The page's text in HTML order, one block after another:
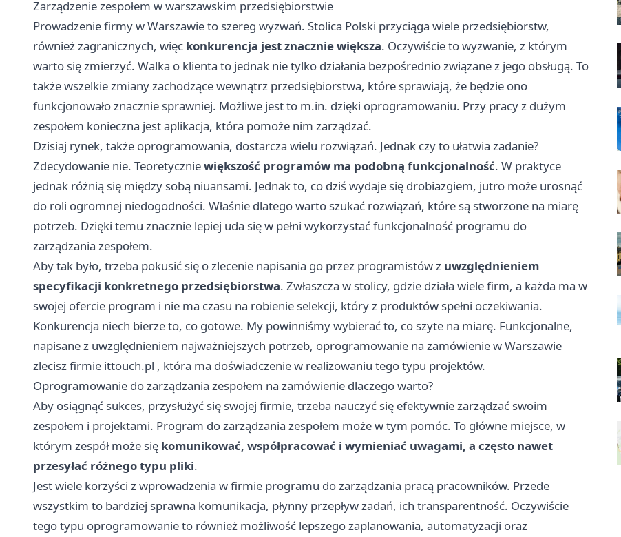
Zarządzenie zespołem w warszawskim przedsiębiorstwie
Prowadzenie firmy w Warszawie to szereg wyzwań. Stolica Polski przyciąga wiele przedsiębiorstw,
również zagranicznych, więc konkurencja jest znacznie większa. Oczywiście to wyzwanie, z którym
warto się zmierzyć. Walka o klienta to jednak nie tylko działania bezpośrednio związane z jego obsługą. To
także wszelkie zmiany zachodzące wewnątrz przedsiębiorstwa, które sprawiają, że będzie ono
funkcjonowało znacznie sprawniej. Możliwe jest to m.in. dzięki oprogramowaniu. Przy pracy z dużym
zespołem konieczna jest aplikacja, która pomoże nim zarządzać.
Dzisiaj rynek, także oprogramowania, dostarcza wielu rozwiązań. Jednak czy to ułatwia zadanie?
Zdecydowanie nie. Teoretyczniewiększość programów ma podobną funkcjonalność. W praktyce
jednak różnią się między sobą niuansami. Jednak to, co dziś wydaje się drobiazgiem, jutro może urosnąć
do roli ogromnej niedogodności. Właśnie dlatego warto szukać rozwiązań, które są stworzone na miarę
potrzeb. Dzięki temu znacznie lepiej uda się w pełni wykorzystać funkcjonalność programu do
zarządzania zespołem.
Aby tak było, trzeba pokusić się o zlecenie napisania go przez programistów z uwzględnieniem
specyfikacji konkretnego przedsiębiorstwa. Zwłaszcza w stolicy, gdzie działa wiele firm, a każda ma w
swojej ofercie program i nie ma czasu na robienie selekcji, który z produktów spełni oczekiwania.
Konkurencja niech bierze to, co gotowe. My powinniśmy wybierać to, co szyte na miarę. Funkcjonalne,
napisane z uwzględnieniem najważniejszych potrzeb, oprogramowanie na zamówienie w Warszawie
zlecisz firmie ittouch.pl , która ma doświadczenie w realizowaniu tego typu projektów.
Oprogramowanie do zarządzania zespołem na zamówienie dlaczego warto?
Aby osiągnąć sukces, przysłużyć się swojej firmie, trzeba nauczyć się efektywnie zarządzać swoim
zespołem i projektami. Program do zarządzania zespołem może w tym pomóc. To główne miejsce, w
którym zespół może się komunikować, współpracować i wymieniać uwagami, a często nawet
przesyłać różnego typu pliki.
Jest wiele korzyści z wprowadzenia w firmie programu do zarządzania pracą pracowników. Przede
wszystkim to bardziej sprawna komunikacja, płynny przepływ zadań, ich transparentność. Oczywiście
tego typu oprogramowanie to również możliwość lepszego zaplanowania, automatyzacji oraz